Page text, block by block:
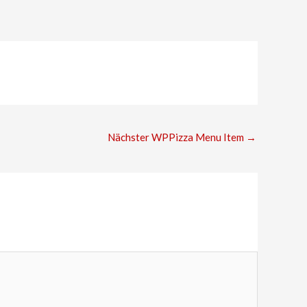
Nächster WPPizza Menu Item →